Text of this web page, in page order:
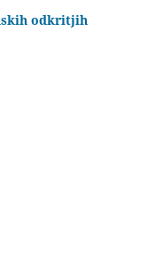
odkritjih